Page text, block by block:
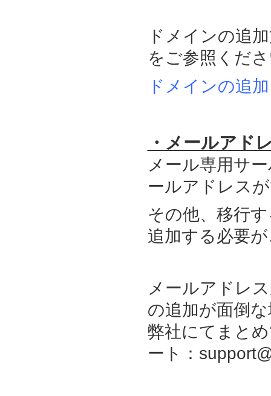
ドメインの追
をご参照くだ
ドメインの追
・メールアド
メール専用サ
ールアドレス
その他、移行
追加する必要
メールアドレ
の追加が面倒
弊社にてまと
ート：